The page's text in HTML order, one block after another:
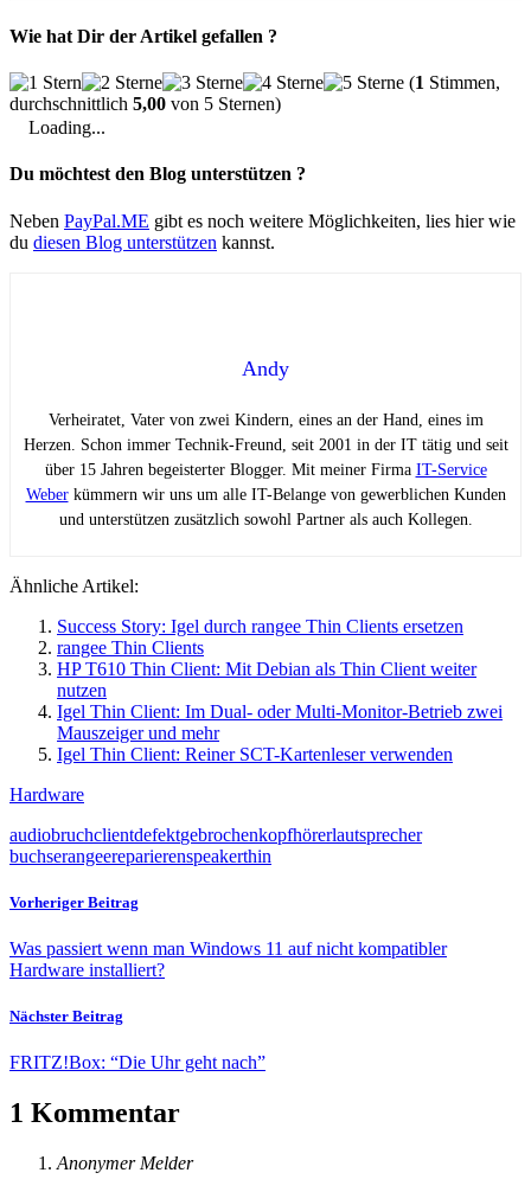
Wie hat Dir der Artikel gefallen ?
(1 Stimmen,
durchschnittlich 5,00 von 5 Sternen)
Loading...
Du möchtest den Blog unterstützen ?
Neben PayPal.ME gibt es noch weitere Möglichkeiten, lies hier wie
du diesen Blog unterstützen kannst.
Andy
Verheiratet, Vater von zwei Kindern, eines an der Hand, eines im
Herzen. Schon immer Technik-Freund, seit 2001 in der IT tätig und seit
über 15 Jahren begeisterter Blogger. Mit meiner Firma IT-Service
Weberkümmern wir uns um alle IT-Belange von gewerblichen Kunden
und unterstützen zusätzlich sowohl Partner als auch Kollegen.
Ähnliche Artikel:
Success Story: Igel durch rangee Thin Clients ersetzen
rangee Thin Clients
HP T610 Thin Client: Mit Debian als Thin Client weiter
nutzen
Igel Thin Client: Im Dual- oder Multi-Monitor-Betrieb zwei
Mauszeiger und mehr
Igel Thin Client: Reiner SCT-Kartenleser verwenden
Hardware
audiobruchclientdefektgebrochenkopfhörerlautsprecher
buchserangeereparierenspeakerthin
Vorheriger Beitrag
Was passiert wenn man Windows 11 auf nicht kompatibler
Hardware installiert?
Nächster Beitrag
FRITZ!Box: “Die Uhr geht nach”
1 Kommentar
Anonymer Melder